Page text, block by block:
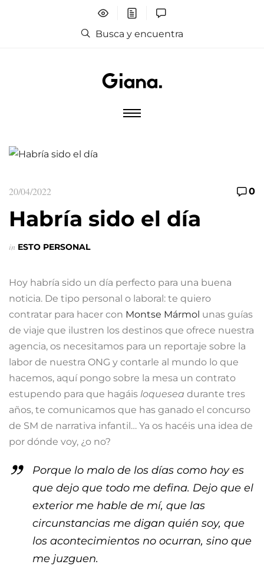
Busca y encuentra
20/04/2022 0
Habría sido el día
in ESTO PERSONAL
Hoy habría sido un día perfecto para una buena
noticia. De tipo personal o laboral: te quiero
contratar para hacer con Montse Mármol unas guías
de viaje que ilustren los destinos que ofrece nuestra
agencia, os necesitamos para un reportaje sobre la
labor de nuestra ONG y contarle al mundo lo que
hacemos, aquí pongo sobre la mesa un contrato
estupendo para que hagáis loquesea durante tres
años, te comunicamos que has ganado el concurso
de SM de narrativa infantil… Ya os hacéis una idea de
por dónde voy, ¿o no?
Porque lo malo de los días como hoy es
que dejo que todo me defina. Dejo que el
exterior me hable de mí, que las
circunstancias me digan quién soy, que
los acontecimientos no ocurran, sino que
me juzguen.